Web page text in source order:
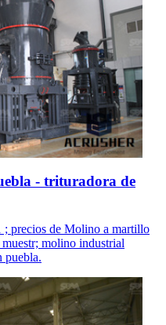
- trituradora de
; precios de Molino a martillo
molino industrial
puebla.